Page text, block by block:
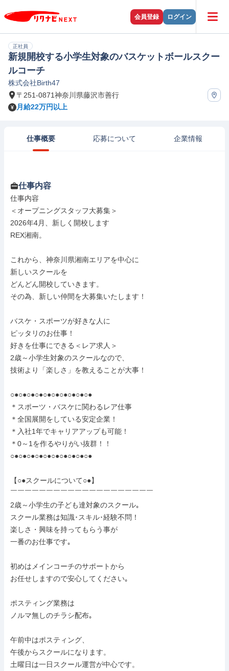
会員登録 ログイン
正社員
新規開校する小学生対象のバスケットボールスクー
ルコーチ
株式会社Birth47
〒251-0871神奈川県藤沢市善行
月給22万円以上
仕事概要 応募について 企業情報
仕事内容
仕事内容
＜オープニングスタッフ大募集＞
2026年4月、新しく開校します
REX湘南。
これから、神奈川県湘南エリアを中心に
新しいスクールを
どんどん開校していきます。
その為、新しい仲間を大募集いたします！
バスケ・スポーツが好きな人に
ピッタリのお仕事！
好きを仕事にできる＜レア求人＞
2歳～小学生対象のスクールなので、
技術より「楽しさ」を教えることが大事！
○●○●○●○●○●○●○●○●○●○●
＊スポーツ・バスケに関わるレア仕事
＊全国展開をしている安定企業！
＊入社1年でキャリアアップも可能！
＊0～1を作るやりがい抜群！！
○●○●○●○●○●○●○●○●○●○●
【○●スクールについて○●】
￣￣￣￣￣￣￣￣￣￣￣￣￣￣￣￣￣￣￣￣
2歳～小学生の子ども達対象のスクール｡
スクール業務は知識･スキル･経験不問！
楽しさ・興味を持ってもらう事が
一番のお仕事です｡
初めはメインコーチのサポートから
お任せしますので安心してください｡
ポスティング業務は
ノルマ無しのチラシ配布｡
午前中はポスティング、
午後からスクールになります。
土曜日は一日スクール運営が中心です。